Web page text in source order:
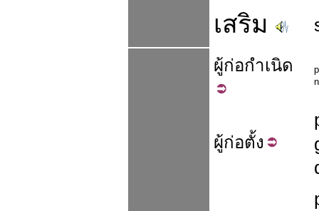
เสริม
ผู้ก่อกำเนิด
ผู้ก่อตั้ง